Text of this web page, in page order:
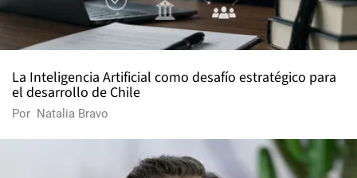
La Inteligencia Artificial como desafío estratégico para
el desarrollo de Chile
Por Natalia Bravo